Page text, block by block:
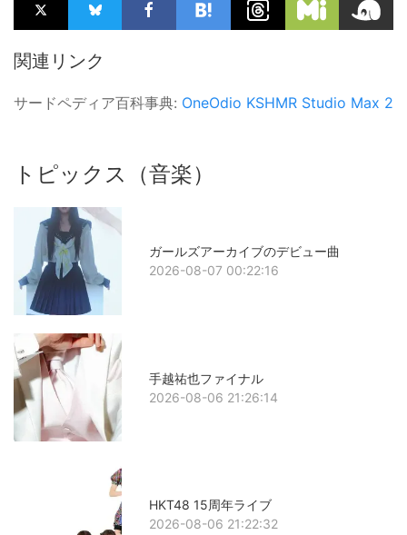
関連リンク
サードペディア百科事典: OneOdio KSHMR Studio Max 2
トピックス（音楽）
ガールズアーカイブのデビュー曲
2026-08-07 00:22:16
手越祐也ファイナル
2026-08-06 21:26:14
HKT48 15周年ライブ
2026-08-06 21:22:32